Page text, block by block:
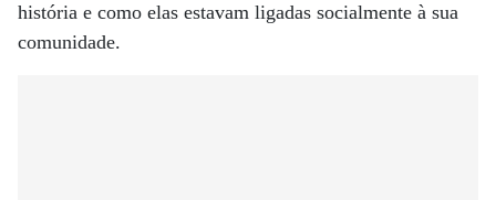
história e como elas estavam ligadas socialmente à sua
comunidade.